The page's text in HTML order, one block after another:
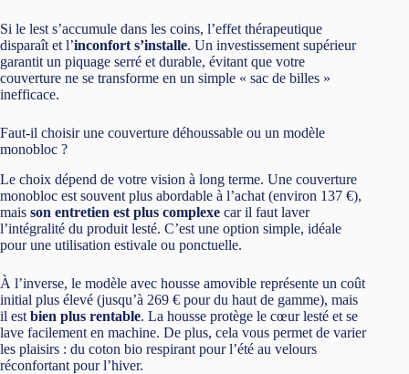
Si le lest s’accumule dans les coins, l’effet thérapeutique
disparaît et l’inconfort s’installe. Un investissement supérieur
garantit un piquage serré et durable, évitant que votre
couverture ne se transforme en un simple « sac de billes »
inefficace.
Faut-il choisir une couverture déhoussable ou un modèle
monobloc ?
Le choix dépend de votre vision à long terme. Une couverture
monobloc est souvent plus abordable à l’achat (environ 137 €),
mais son entretien est plus complexe car il faut laver
l’intégralité du produit lesté. C’est une option simple, idéale
pour une utilisation estivale ou ponctuelle.
À l’inverse, le modèle avec housse amovible représente un coût
initial plus élevé (jusqu’à 269 € pour du haut de gamme), mais
il est bien plus rentable. La housse protège le cœur lesté et se
lave facilement en machine. De plus, cela vous permet de varier
les plaisirs : du coton bio respirant pour l’été au velours
réconfortant pour l’hiver.